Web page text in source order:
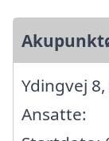
Ydingvej
Ansatte: